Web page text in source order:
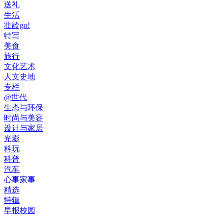
送礼
生活
壮龄go!
特写
美食
旅行
文化艺术
人文史地
专栏
@世代
生态与环保
时尚与美容
设计与家居
光影
科玩
科普
汽车
心事家事
精选
特辑
早报校园